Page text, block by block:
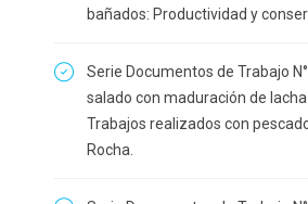
bañados: Productividad y
Serie Documentos de Trabajo
salado con maduración de
Trabajos realizados con
Rocha.